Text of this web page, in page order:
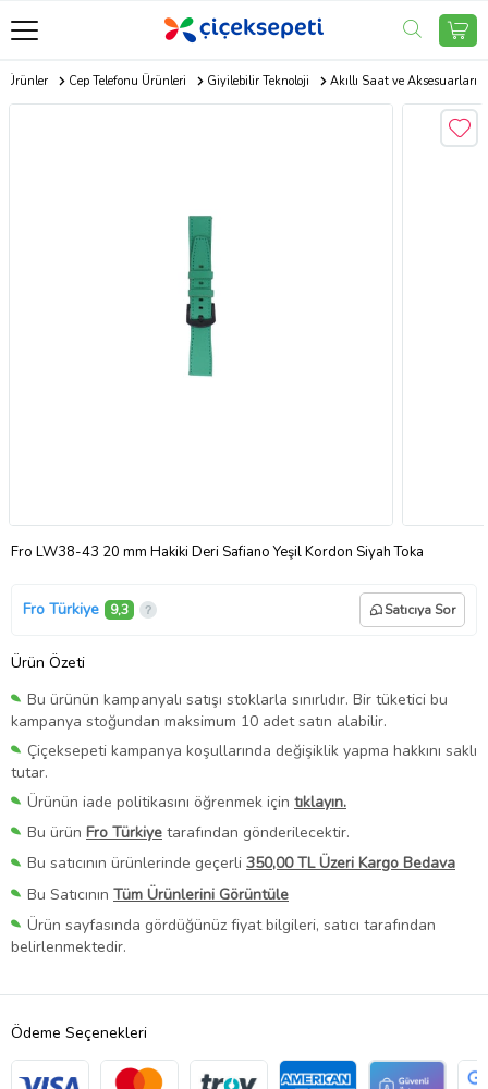
Ürünler Cep Telefonu Ürünleri Giyilebilir Teknoloji Akıllı Saat ve Aksesuarları
Fro LW38-43 20 mm Hakiki Deri Safiano Yeşil Kordon Siyah Toka
Fro Türkiye 9,3 Satıcıya Sor
Ürün Özeti
Bu ürünün kampanyalı satışı stoklarla sınırlıdır. Bir tüketici bu
kampanya stoğundan maksimum 10 adet satın alabilir.
Çiçeksepeti kampanya koşullarında değişiklik yapma hakkını saklı
tutar.
Ürünün iade politikasını öğrenmek için tıklayın.
Bu ürün Fro Türkiye tarafından gönderilecektir.
Bu satıcının ürünlerinde geçerli 350,00 TL Üzeri Kargo Bedava
Bu Satıcının Tüm Ürünlerini Görüntüle
Ürün sayfasında gördüğünüz fiyat bilgileri, satıcı tarafından
belirlenmektedir.
Ödeme Seçenekleri